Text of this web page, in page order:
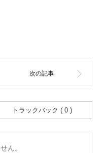
トラックバック ( 0 )
ん。